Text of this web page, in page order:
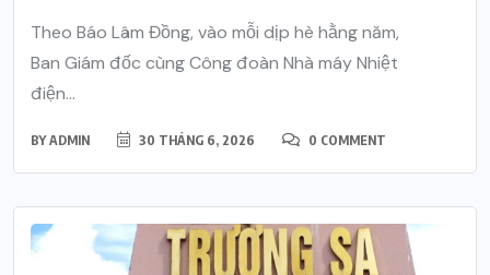
Theo Báo Lâm Đồng, vào mỗi dịp hè hằng năm,
Ban Giám đốc cùng Công đoàn Nhà máy Nhiệt
điện...
BYADMIN 30 THÁNG 6, 2026 0 COMMENT